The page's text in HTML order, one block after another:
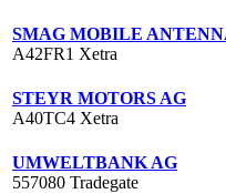
SMAG MOBILE
A42FR1 Xetra
STEYR MOTORS AG
A40TC4 Xetra
UMWELTBANK AG
557080 Tradegate